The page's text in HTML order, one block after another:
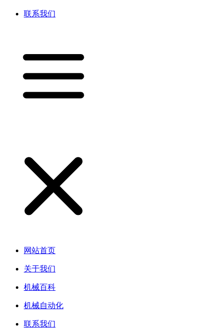
联系我们
网站首页
关于我们
机械百科
机械自动化
联系我们